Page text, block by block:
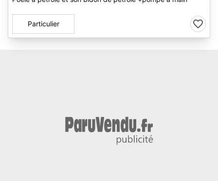
Particulier